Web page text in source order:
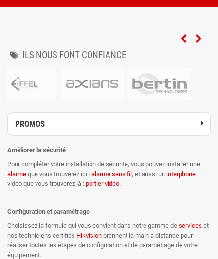
ILS NOUS FONT CONFIANCE
PROMOS
Améliorer la sécurité
Pour compléter votre installation de sécurité, vous pouvez installer une
alarme que vous trouverez ici : alarme sans fil, et aussi un interphone
vidéo que vous trouverez là : portier vidéo.
Configuration et paramétrage
Choisissez la formule qui vous convient dans notre gamme de services et
nos techniciens certifiés Hikvision prennent la main à distance pour
réaliser toutes les étapes de configuration et de paramétrage de votre
équipement.